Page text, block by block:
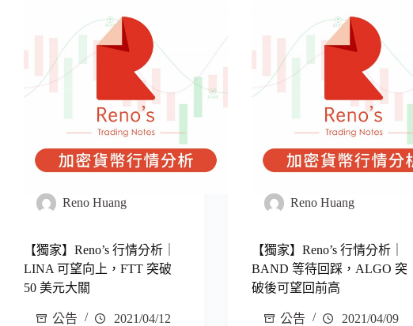
Reno Huang
【獨家】Reno’s 行情分析｜
LINA 可望向上，FTT 突破
50 美元大關
公告 2021/04/12
Reno Huang
【獨家】Reno’s 行情分析｜
BAND 等待回踩，ALGO 突
破後可望回前高
公告 2021/04/09